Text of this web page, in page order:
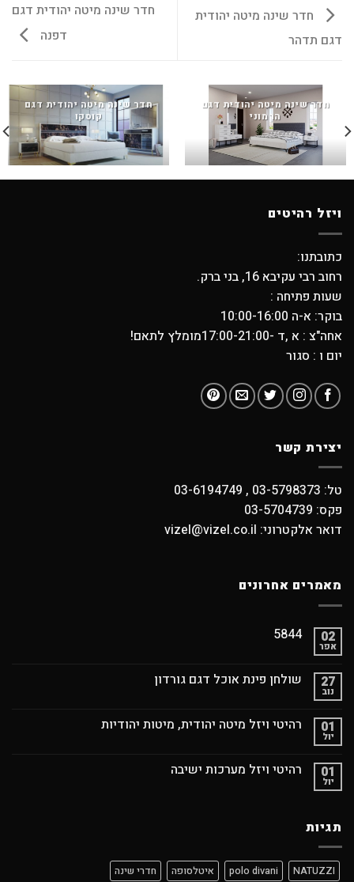
חדר שינה מיטה יהודית
דגם תדהר
חדר שינה מיטה יהודית דגם
דפנה
חדר שינה מיטה יהודית דגם
הרמוני
חדר שינה מיטה יהודית דגם
קוסקו
ויזל רהיטים
כתובתנו:
רחוב רבי עקיבא 16, בני ברק.
שעות פתיחה :
בוקר: א-ה 10:00-16:00
אחה"צ : א ,ד -17:00-21:00מומלץ לתאם!
יום ו : סגור
יצירת קשר
טל: 03-5798373 , 03-6194749
פקס: 03-5704739
דואר אלקטרוני: vizel@vizel.co.il
מאמרים אחרונים
02
אפר
5844
27
נוב
שולחן פינת אוכל דגם גורדון
01
יול
רהיטי ויזל מיטה יהודית, מיטות יהודיות
01
יול
רהיטי ויזל מערכות ישיבה
תגיות
NATUZZI
polo divani איטלסופה חדרי שינה